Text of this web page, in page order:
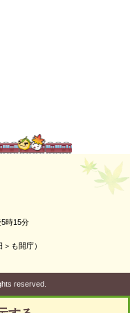
時15分
も開庁）
reserved.